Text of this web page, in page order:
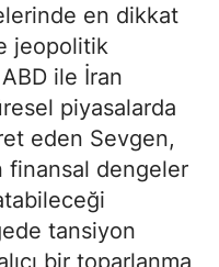
en dikkat
jeopolitik
ile İran
piyasalarda
eden Sevgen,
finansal dengeler
tansiyon
bir toparlanma